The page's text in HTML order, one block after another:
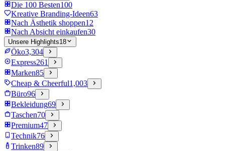
Die 100 Besten100
Kreative Branding-Ideen63
Nach Ästhetik shoppen12
Nach Absicht einkaufen30
Unsere Highlights18
Öko3,304
Express261
Marken85
Cheap & Cheerful1,003
Büro96
Bekleidung69
Taschen70
Premium47
Technik76
Trinken89